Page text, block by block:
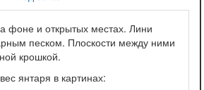
фоне и открытых местах. Лини
песком. Плоскости между ними
крошкой.
янтаря в картинах: